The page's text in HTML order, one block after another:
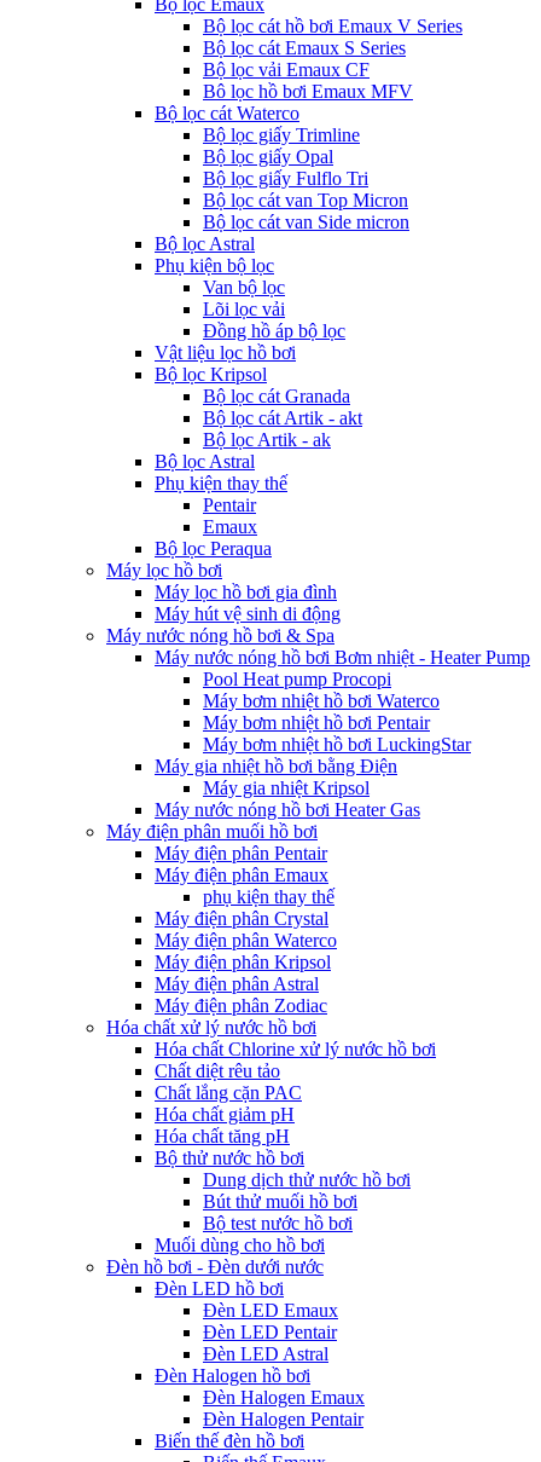
Bộ lọc Emaux
Bộ lọc cát hồ bơi Emaux V Series
Bộ lọc cát Emaux S Series
Bộ lọc vải Emaux CF
Bô lọc hồ bơi Emaux MFV
Bộ lọc cát Waterco
Bộ lọc giấy Trimline
Bộ lọc giấy Opal
Bộ lọc giấy Fulflo Tri
Bộ lọc cát van Top Micron
Bộ lọc cát van Side micron
Bộ lọc Astral
Phụ kiện bộ lọc
Van bộ lọc
Lõi lọc vải
Đồng hồ áp bộ lọc
Vật liệu lọc hồ bơi
Bộ lọc Kripsol
Bộ lọc cát Granada
Bộ lọc cát Artik - akt
Bộ lọc Artik - ak
Bộ lọc Astral
Phụ kiện thay thế
Pentair
Emaux
Bộ lọc Peraqua
Máy lọc hồ bơi
Máy lọc hồ bơi gia đình
Máy hút vệ sinh di động
Máy nước nóng hồ bơi & Spa
Máy nước nóng hồ bơi Bơm nhiệt - Heater Pump
Pool Heat pump Procopi
Máy bơm nhiệt hồ bơi Waterco
Máy bơm nhiệt hồ bơi Pentair
Máy bơm nhiệt hồ bơi LuckingStar
Máy gia nhiệt hồ bơi bằng Điện
Máy gia nhiệt Kripsol
Máy nước nóng hồ bơi Heater Gas
Máy điện phân muối hồ bơi
Máy điện phân Pentair
Máy điện phân Emaux
phụ kiện thay thế
Máy điện phân Crystal
Máy điện phân Waterco
Máy điện phân Kripsol
Máy điện phân Astral
Máy điện phân Zodiac
Hóa chất xử lý nước hồ bơi
Hóa chất Chlorine xử lý nước hồ bơi
Chất diệt rêu tảo
Chất lắng cặn PAC
Hóa chất giảm pH
Hóa chất tăng pH
Bộ thử nước hồ bơi
Dung dịch thử nước hồ bơi
Bút thử muối hồ bơi
Bộ test nước hồ bơi
Muối dùng cho hồ bơi
Đèn hồ bơi - Đèn dưới nước
Đèn LED hồ bơi
Đèn LED Emaux
Đèn LED Pentair
Đèn LED Astral
Đèn Halogen hồ bơi
Đèn Halogen Emaux
Đèn Halogen Pentair
Biến thế đèn hồ bơi